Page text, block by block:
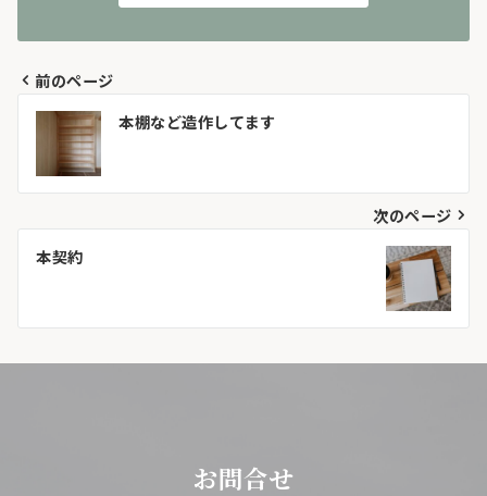
投
ナ
ビ
ゲ
前のページ
本棚など造作してます
次のページ
本契約
お問合せ